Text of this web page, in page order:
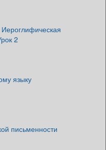
Иероглифическая
2
языку
письменности